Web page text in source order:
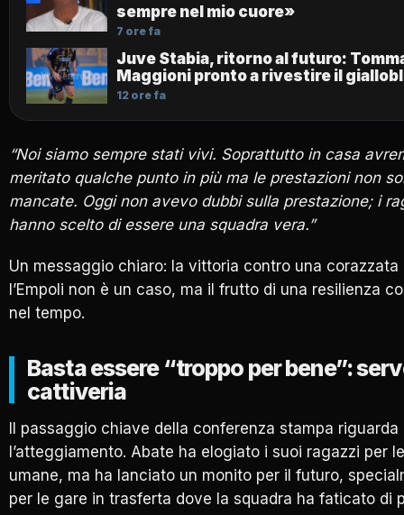
sempre nel mio cuore»
7 ore fa
Juve Stabia, ritorno al futuro:
Maggioni pronto a rivestire il
12 ore fa
“Noi siamo sempre stati vivi. Soprattutto in casa
meritato qualche punto in più ma le prestazioni non
mancate. Oggi non avevo dubbi sulla prestazione; i
hanno scelto di essere una squadra vera.”
Un messaggio chiaro: la vittoria contro una corazzata
l’Empoli non è un caso, ma il frutto di una resilienza
nel tempo.
Basta essere “troppo per bene”:
cattiveria
Il passaggio chiave della conferenza stampa riguarda
l’atteggiamento. Abate ha elogiato i suoi ragazzi per
umane, ma ha lanciato un monito per il futuro,
per le gare in trasferta dove la squadra ha faticato di